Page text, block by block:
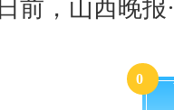
日前，山西晚
0